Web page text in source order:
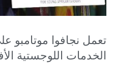
تعمل نجافوا موتامبو
الخدمات اللوجستية